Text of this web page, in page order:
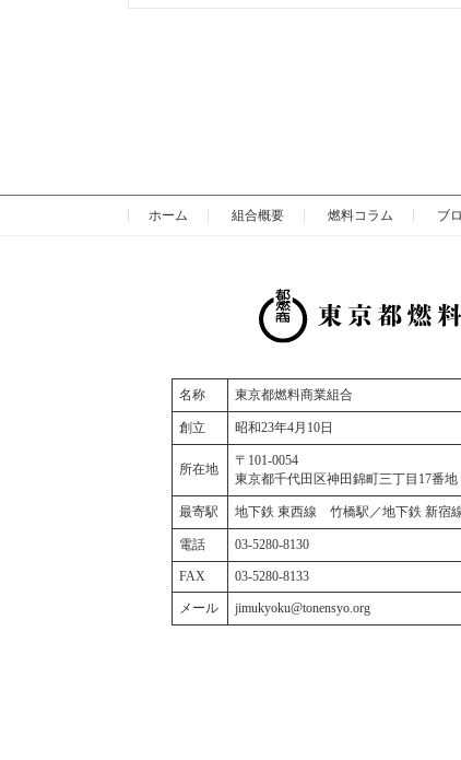
ホーム 組合概要 燃料コラム ブ
名称 東京都燃料商業組合
創立 昭和23年4月10日
所在地
〒101-0054
東京都千代田区神田錦町三丁目17番
最寄駅 地下鉄 東西線 竹橋駅／地下鉄 新宿
電話 03-5280-8130
FAX 03-5280-8133
メール jimukyoku@tonensyo.org